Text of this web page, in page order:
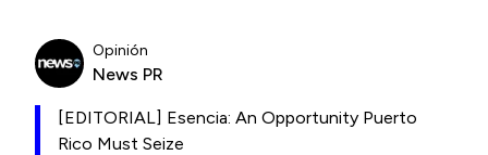
Opinión
News PR
[EDITORIAL] Esencia: An Opportunity Puerto
Rico Must Seize